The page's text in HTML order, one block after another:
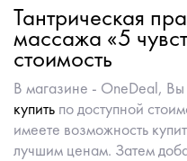
Тантрическая
массажа «5
стоимость
В магазине - OneDeal, Вы
купить по доступной
имеете возможность
лучшим ценам. Затем